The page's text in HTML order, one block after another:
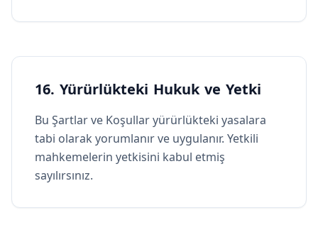
16. Yürürlükteki Hukuk ve Yetki
Bu Şartlar ve Koşullar yürürlükteki yasalara
tabi olarak yorumlanır ve uygulanır. Yetkili
mahkemelerin yetkisini kabul etmiş
sayılırsınız.